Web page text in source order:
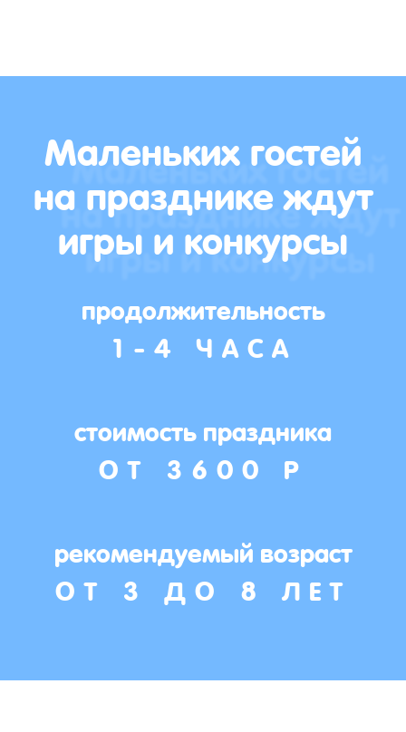
Маленьких гостей
на празднике ждут
игры и конкурсы
продолжительность
1-4 ЧАСА
стоимость праздника
ОТ 3600 Р
рекомендуемый возраст
ОТ 3 ДО 8 ЛЕТ